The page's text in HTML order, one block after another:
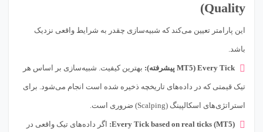
Quality)
این پارامتر تعیین می‌کند که شبیه‌سازی چقدر به شرایط واقعی نزدیک
باشد.
Every Tick (MT5 پیشرفته): بهترین کیفیت. شبیه‌سازی بر اساس هر
تیک قیمتی که در داده‌های تاریخچه ذخیره شده است انجام می‌شود. برای
استراتژی‌های اسکالپینگ (Scalping) ضروری است.
Every Tick based on real ticks (MT5): اگر داده‌های تیک واقعی در